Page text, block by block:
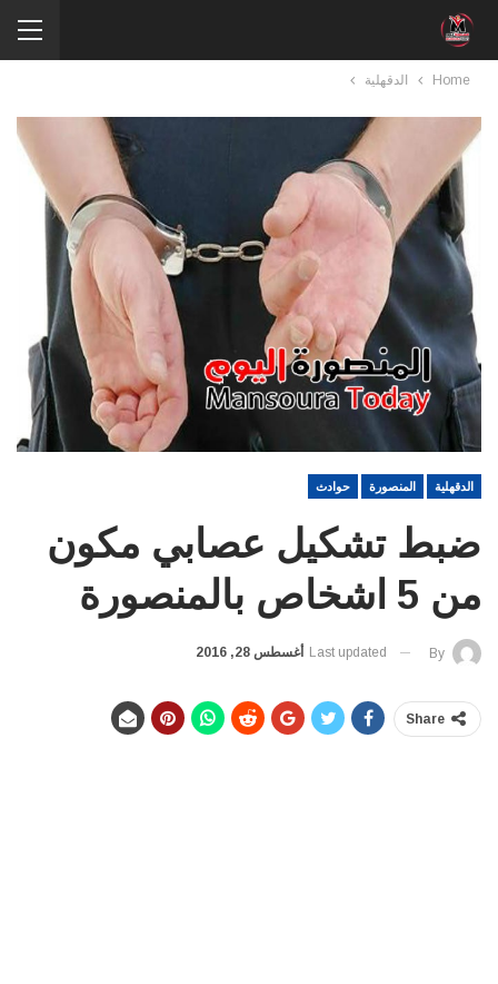
Home الدقهلية
الدقهلية المنصورة حوادث
ضبط تشكيل عصابي مكون
من 5 اشخاص بالمنصورة
By
Last updated أغسطس 28, 2016
Share